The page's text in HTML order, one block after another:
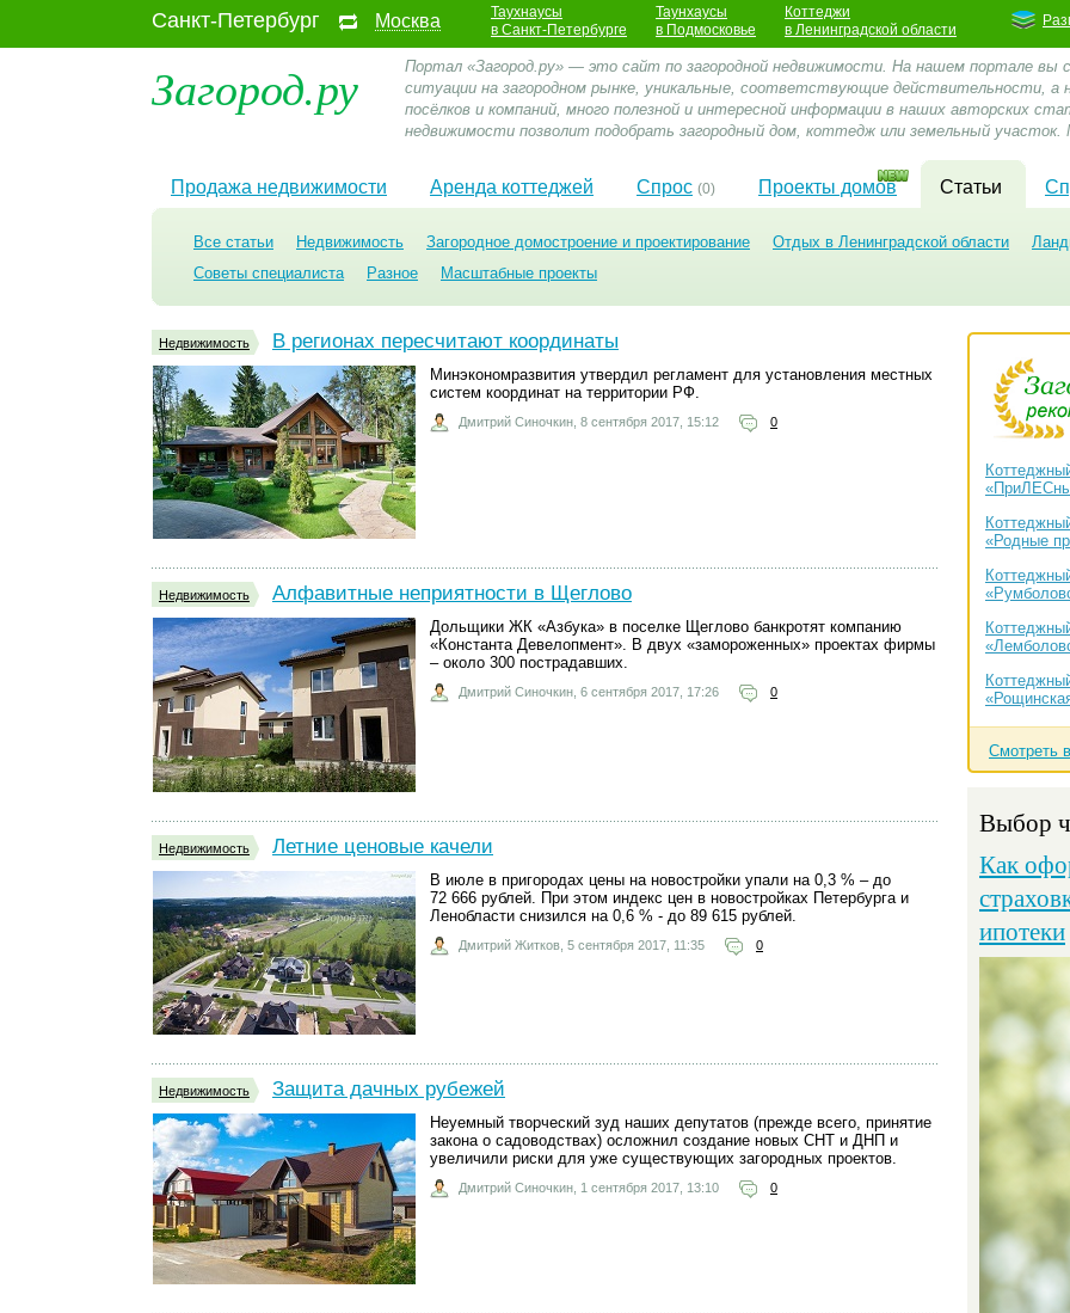
Санкт-Петербург Москва
Таухнаусы
в Санкт-Петербурге
Таунхаусы
в Подмосковье
Коттеджи
в Ленинградской области
Загород.ру
Портал «Загород.ру» — это сайт по загородной недвижимости. На нашем портале
ситуации на загородном рынке, уникальные, соответствующие действительности,
посёлков и компаний, много полезной и интересной информации в наших авторских
недвижимости позволит подобрать загородный дом, коттедж или земельный
Продажа недвижимости Аренда коттеджей Спрос (0) Проекты домов Статьи
Все статьи Недвижимость Загородное домостроение и проектирование Отдых в Ленинградской области
Советы специалиста
Разное Масштабные проекты
Недвижимость В регионах пересчитают координаты
Минэкономразвития утвердил регламент для установления местных
систем координат на территории РФ.
Дмитрий Синочкин, 8 сентября 2017, 15:12 0
Недвижимость Алфавитные неприятности в Щеглово
Дольщики ЖК «Азбука» в поселке Щеглово банкротят компанию
«Константа Девелопмент». В двух «замороженных» проектах фирмы
– около 300 пострадавших.
Дмитрий Синочкин, 6 сентября 2017, 17:26 0
Недвижимость Летние ценовые качели
В июле в пригородах цены на новостройки упали на 0,3 % – до
72 666 рублей. При этом индекс цен в новостройках Петербурга и
Ленобласти снизился на 0,6 % - до 89 615 рублей.
Дмитрий Житков, 5 сентября 2017, 11:35 0
Недвижимость Защита дачных рубежей
Неуемный творческий зуд наших депутатов (прежде всего, принятие
закона о садоводствах) осложнил создание новых СНТ и ДНП и
увеличили риски для уже существующих загородных проектов.
Дмитрий Синочкин, 1 сентября 2017, 13:10 0
«Родные
Смотреть
Выбор
Как
ипотеки